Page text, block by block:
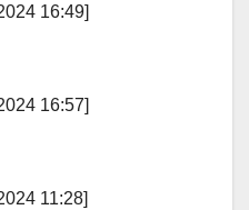
16:49]
16:57]
11:28]